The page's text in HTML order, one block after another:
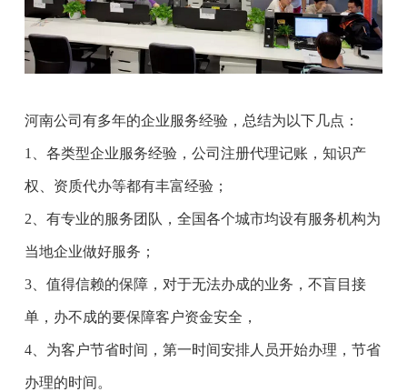
河南公司有多年的企业服务经验，总结为以下几点：
1、各类型企业服务经验，公司注册代理记账，知识产
权、资质代办等都有丰富经验；
2、有专业的服务团队，全国各个城市均设有服务机构为
当地企业做好服务；
3、值得信赖的保障，对于无法办成的业务，不盲目接
单，办不成的要保障客户资金安全，
4、为客户节省时间，第一时间安排人员开始办理，节省
办理的时间。